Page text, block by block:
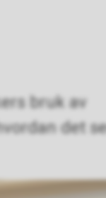
bruk av
det